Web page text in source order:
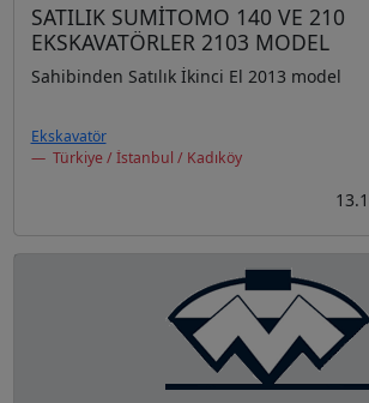
SATILIK SUMİTOMO 140 VE 210
EKSKAVATÖRLER 2103 MODEL
Sahibinden Satılık İkinci El 2013 model
Ekskavatör
Türkiye / İstanbul / Kadıköy